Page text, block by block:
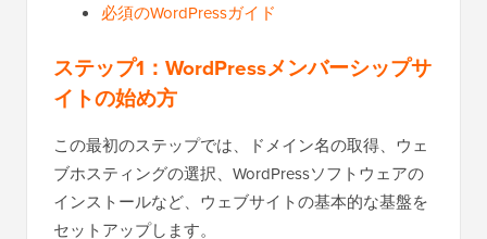
必須のWordPressガイド
ステップ1：WordPressメンバーシップサ
イトの始め方
この最初のステップでは、ドメイン名の取得、ウェ
ブホスティングの選択、WordPressソフトウェアの
インストールなど、ウェブサイトの基本的な基盤を
セットアップします。